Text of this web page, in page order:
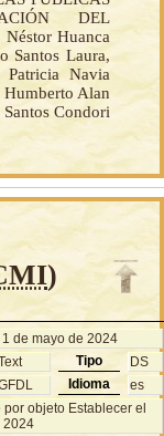
DEL
Huanca
Santos Laura,
Navia
Humberto Alan
Condori
)
de mayo de 2024
Tipo
DS
Idioma
es
objeto Establecer el
2024